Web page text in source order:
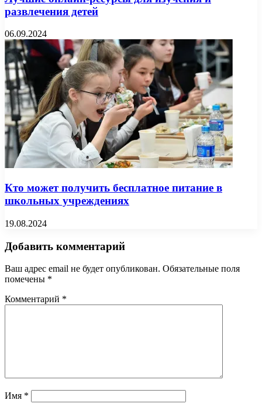
развлечения детей
06.09.2024
Кто может получить бесплатное питание в
школьных учреждениях
19.08.2024
Добавить комментарий
Ваш адрес email не будет опубликован. Обязательные поля
помечены *
Комментарий *
Имя *